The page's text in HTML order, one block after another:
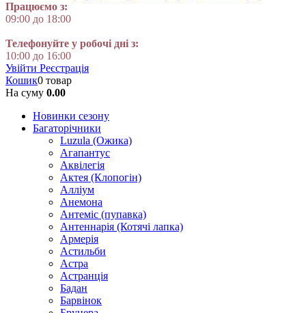
Працюємо з:
09:00 до 18:00
Телефонуйте у робочі дні з:
10:00 до 16:00
Увійти Реєстрація
Кошик0 товар
На суму 0.00
Новинки сезону
Багаторічники
Luzula (Ожика)
Агапантус
Аквілегія
Актея (Клопогін)
Алліум
Анемона
Антеміс (пупавка)
Антеннарія (Котячі лапка)
Армерія
Астильби
Астра
Астранція
Бадан
Барвінок